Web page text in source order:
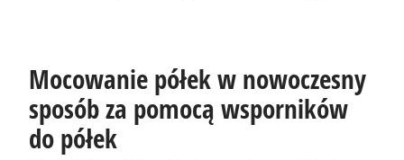
Mocowanie półek w nowoczesny
sposób za pomocą wsporników
do półek